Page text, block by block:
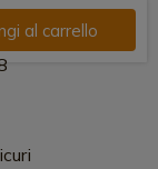
al carrello